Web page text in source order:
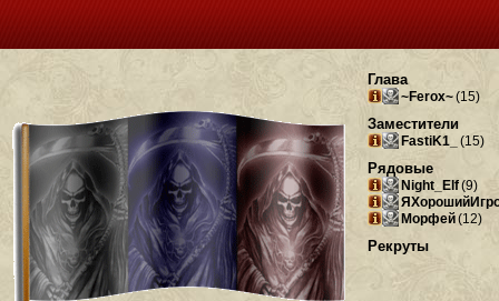
Глава
~Ferox~(15)
Заместители
FastiK1_ (15)
Рядовые
Night_Elf(9)
Морфей(12)
Рекруты